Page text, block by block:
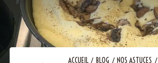
RECETTES
BLOG
ACCUEIL BLOG NOS ASTUCES
En laissant votre e-mail, vous obtenez l’accès à nos
conseils, inspirations et informations sur nos dernières